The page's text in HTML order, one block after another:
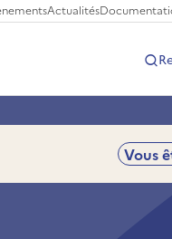
Actualités
Vous